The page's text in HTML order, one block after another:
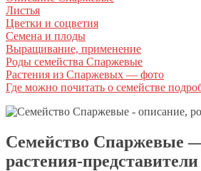
Листья
Цветки и соцветия
Семена и плоды
Выращивание, применение
Роды семейства Спаржевые
Растения из Спаржевых — фото
Где можно почитать о семействе
Семейство Спаржевые
растения-представители